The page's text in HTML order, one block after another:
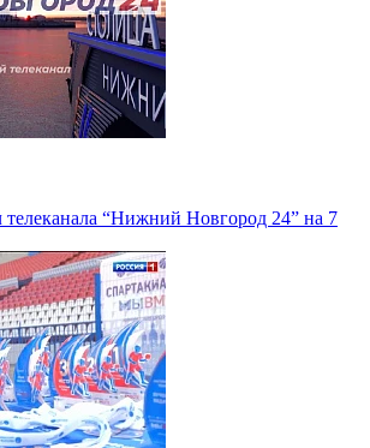
телеканала “Нижний Новгород 24” на 7